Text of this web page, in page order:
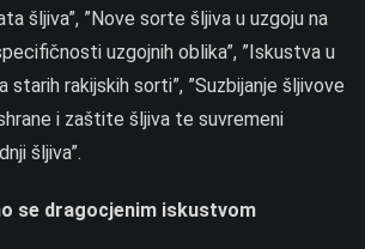
šljiva”, ”Nove sorte šljiva u uzgoju na
uzgojnih oblika”, ”Iskustva u
starih rakijskih sorti”, ”Suzbijanje šljivove
i zaštite šljiva te suvremeni
šljiva”.
se dragocjenim iskustvom